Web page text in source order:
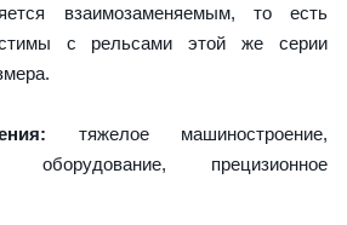
взаимозаменяемым, то есть
с рельсами этой же серии
тяжелое машиностроение,
оборудование, прецизионное